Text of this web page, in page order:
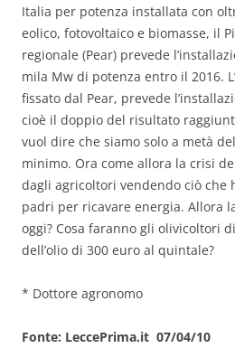
Italia per potenza installata con
eolico, fotovoltaico e biomasse, il
regionale (Pear) prevede
mila Mw di potenza entro il 2016.
fissato dal Pear, prevede
cioè il doppio del risultato
vuol dire che siamo solo a metà
minimo. Ora come allora la crisi
dagli agricoltori vendendo ciò che
padri per ricavare energia. Allora
oggi? Cosa faranno gli olivicoltori
dell’olio di 300 euro al quintale?
* Dottore agronomo
Fonte: LeccePrima.it 07/04/10